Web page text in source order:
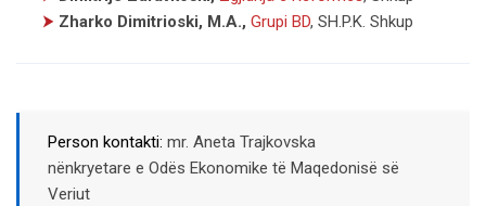
⮞ Zharko Dimitrioski, M.A., Grupi BD, SH.P.K. Shkup
Person kontakti: mr. Aneta Trajkovska
nënkryetare e Odës Ekonomike të Maqedonisë së
Veriut